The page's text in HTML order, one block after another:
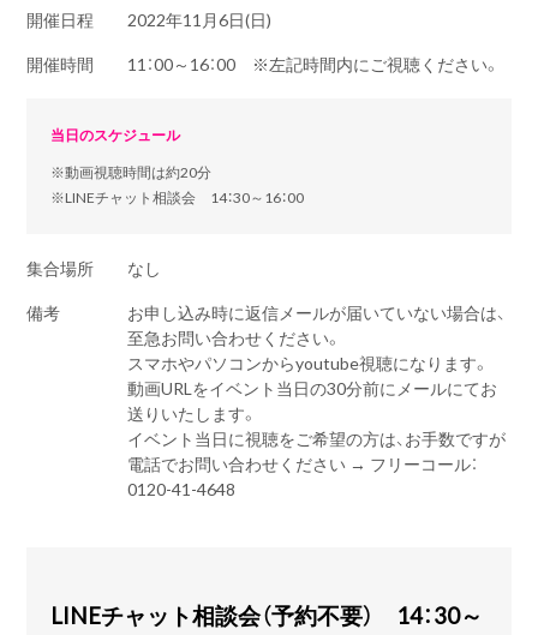
開催日程
2022年11月6日(日)
開催時間
11：00～16：00 ※左記時間内にご視聴ください。
当日のスケジュール
※動画視聴時間は約20分
※LINEチャット相談会 14：30～16：00
集合場所
なし
備考
お申し込み時に返信メールが届いていない場合は、
至急お問い合わせください。
スマホやパソコンからyoutube視聴になります。
動画URLをイベント当日の30分前にメールにてお
送りいたします。
イベント当日に視聴をご希望の方は、お手数ですが
電話でお問い合わせください → フリーコール：
0120-41-4648
LINEチャット相談会（予約不要） 14：30～